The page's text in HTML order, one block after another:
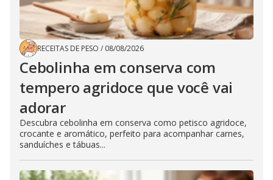
RECEITAS DE PESO / 08/08/2026
Cebolinha em conserva com
tempero agridoce que você vai
adorar
Descubra cebolinha em conserva como petisco agridoce,
crocante e aromático, perfeito para acompanhar carnes,
sanduíches e tábuas...